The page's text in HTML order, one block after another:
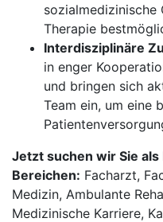
sozialmedizinische
Therapie
Interdisziplinäre
in enger
und bringen sich
Team ein, um eine
Jetzt suchen wir Sie
Bereichen: Facharzt,
Medizin, Ambulante
Medizinische Karriere,